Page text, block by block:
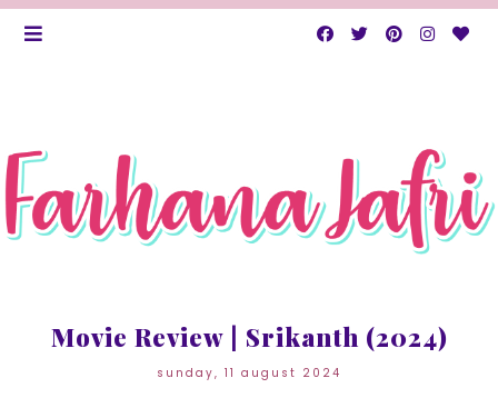
Movie Review | Srikanth (2024)
sunday, 11 august 2024